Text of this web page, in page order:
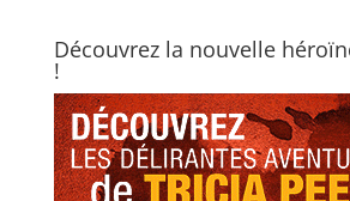
Découvrez la nouvelle
!